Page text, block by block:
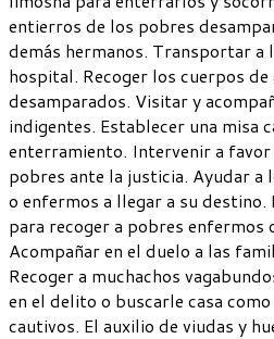
entierros de los pobres
demás hermanos. Transportar a
hospital. Recoger los cuerpos de
desamparados. Visitar y
indigentes. Establecer una misa
enterramiento. Intervenir a
pobres ante la justicia. Ayudar a
o enfermos a llegar a su destino.
para recoger a pobres enfermos
Acompañar en el duelo a las
Recoger a muchachos
en el delito o buscarle casa
cautivos. El auxilio de viudas y